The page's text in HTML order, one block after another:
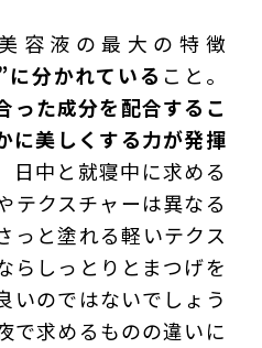
容液の最大の特徴
分かれている こと。
った成分を配合するこ
に美しくする力が発揮
日中と就寝中に求める
テクスチャーは異なる
っと塗れる軽いテクス
らしっとりとまつげを
いのではないでしょう
で求めるものの違いに